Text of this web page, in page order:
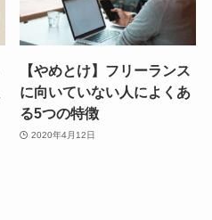
【やめとけ】フリーランス
に向いていない人によくあ
る5つの特徴
2020年4月12日